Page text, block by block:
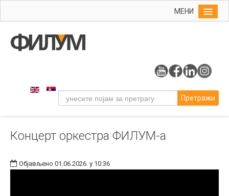
МЕНИ
Упис
Уметност
Музичка уметност
Галерија
Претражи
Концерт оркестра ФИЛУМ-а
Објављено 01.06.2026. у 10:36